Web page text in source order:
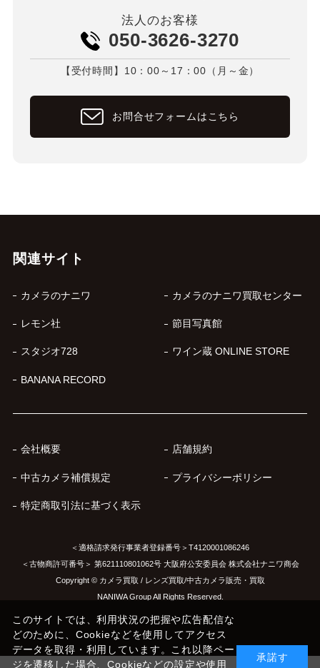
法人のお客様
050-3626-3270
【受付時間】10：00～17：00（月～金）
お問合せフォームはこちら
関連サイト
カメラのナニワ カメラのナニワ買取センター
レモン社 節目写真館
スタジオ728 ワイン蔵 ONLINE STORE
BANANA RECORD
会社概要 店舗規約
中古カメラ補償規定 プライバシーポリシー
特定商取引法に基づく表示
＜適格請求発行事業者登録番号＞T4120001086246
＜古物商許可番号＞ 第621110801062号 大阪府公安委員会 株式会社ナニワ商会
Copyright © カメラ買取 / レンズ買取/中古カメラ販売・買取
NANIWA Group All Rights Reserved.
このサイトでは、利用状況の把握や広告配信な
どのために、Cookieなどを使用してアクセス
データを取得・利用しています。これ以降ペー
ジを遷移した場合、Cookieなどの設定や使用
承諾す